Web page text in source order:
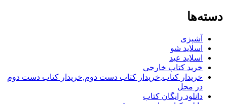
دسته‌ها
آشپزی
اسلاید شو
اسلاید عید
خرید کتاب خارجی
خریدار کتاب,خریدار کتاب دست دوم,خریدار کتاب دست دوم
در محل
دانلود رایگان کتاب